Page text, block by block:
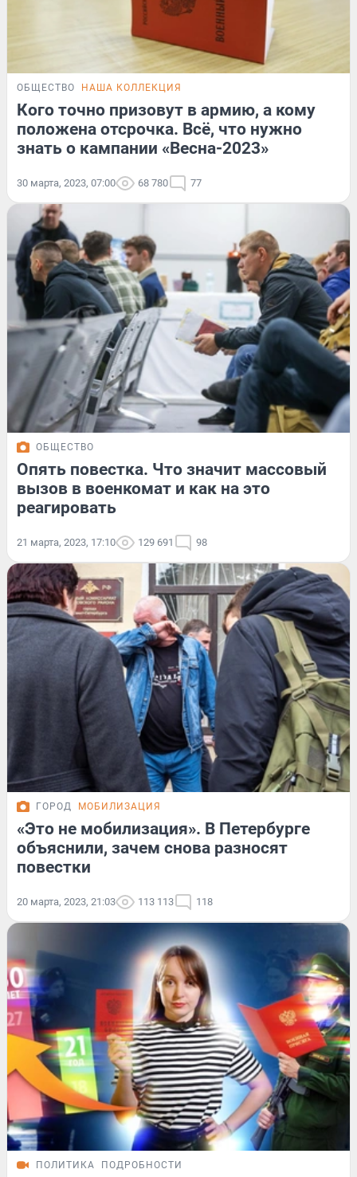
ОБЩЕСТВО НАША КОЛЛЕКЦИЯ
Кого точно призовут в армию, а кому
положена отсрочка. Всё, что нужно
знать о кампании «Весна-2023»
30 марта, 2023, 07:00 68 780 77
ОБЩЕСТВО
Опять повестка. Что значит массовый
вызов в военкомат и как на это
реагировать
21 марта, 2023, 17:10 129 691 98
ГОРОД МОБИЛИЗАЦИЯ
«Это не мобилизация». В Петербурге
объяснили, зачем снова разносят
повестки
20 марта, 2023, 21:03 113 113 118
ПОЛИТИКА ПОДРОБНОСТИ